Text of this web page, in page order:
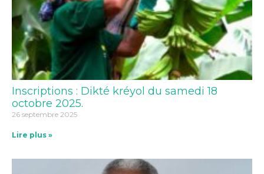
Inscriptions : Dikté kréyol du samedi 18
octobre 2025.
26 septembre 2025
Lire plus »